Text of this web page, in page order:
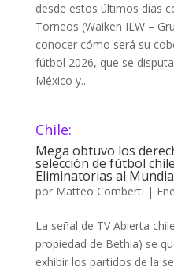
desde estos últimos días
Torneos (Waiken ILW –
conocer cómo será su
fútbol 2026, que se
México y...
Chile:
Mega obtuvo los
selección de fútbol
Eliminatorias al
por Matteo Comberti |
La señal de TV Abierta
propiedad de Bethia) se
exhibir los partidos de la